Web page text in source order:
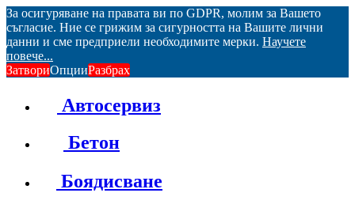
За осигуряване на правата ви по GDPR, молим за Вашето
съгласие. Ние се грижим за сигурността на Вашите лични
данни и сме предприели необходимите мерки. Научете
повече...
ЗатвориОпцииРазбрах
Автосервиз
Бетон
Боядисване